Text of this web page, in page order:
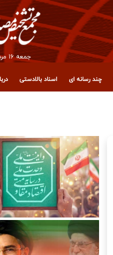
جمعه ۱۶ مرداد ۱۴۰۵
چند رسانه ای اسناد بالادستی